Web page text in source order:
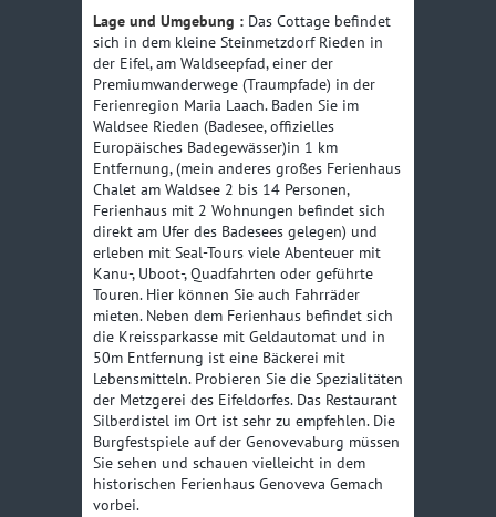
Lage und Umgebung : Das Cottage befindet
sich in dem kleine Steinmetzdorf Rieden in
der Eifel, am Waldseepfad, einer der
Premiumwanderwege (Traumpfade) in der
Ferienregion Maria Laach. Baden Sie im
Waldsee Rieden (Badesee, offizielles
Europäisches Badegewässer)in 1 km
Entfernung, (mein anderes großes Ferienhaus
Chalet am Waldsee 2 bis 14 Personen,
Ferienhaus mit 2 Wohnungen befindet sich
direkt am Ufer des Badesees gelegen) und
erleben mit Seal-Tours viele Abenteuer mit
Kanu-, Uboot-, Quadfahrten oder geführte
Touren. Hier können Sie auch Fahrräder
mieten. Neben dem Ferienhaus befindet sich
die Kreissparkasse mit Geldautomat und in
50m Entfernung ist eine Bäckerei mit
Lebensmitteln. Probieren Sie die Spezialitäten
der Metzgerei des Eifeldorfes. Das Restaurant
Silberdistel im Ort ist sehr zu empfehlen. Die
Burgfestspiele auf der Genovevaburg müssen
Sie sehen und schauen vielleicht in dem
historischen Ferienhaus Genoveva Gemach
vorbei.